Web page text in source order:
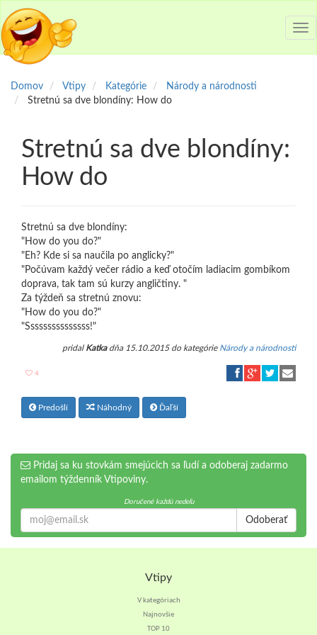
Domov Vtipy Kategórie
Národy a národnosti
Stretnú sa dve blondíny: How do
Stretnú sa dve blondíny:
How do
Stretnú sa dve blondíny:
"How do you do?"
"Eh? Kde si sa naučila po anglicky?"
"Počúvam každý večer rádio a keď otočím ladiacim gombíkom
doprava, tak tam sú kurzy angličtiny. "
Za týždeň sa stretnú znovu:
"How do you do?"
"Sssssssssssssss!"
pridal Katkadňa 15.10.2015 do kategórie Národy a národnosti
4
Predošlí Náhodný Ďaľší
Pridaj sa ku stovkám smejúcich sa ľudí a odoberaj zadarmo
emailom týždenník Vtipoviny.
Doručené každú nedeľu
Odoberať
Vtipy
V kategóriach
Najnovšie
TOP 10